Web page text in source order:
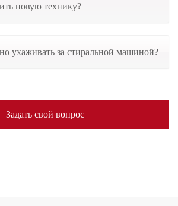
новую технику?
ухаживать за стиральной машиной?
Задать свой вопрос